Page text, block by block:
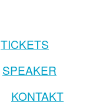
TICKETS
SPEAKER
KONTAKT